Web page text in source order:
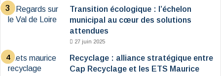
Transition écologique : l’échelon
municipal au cœur des solutions
attendues
27 juin 2025
Recyclage : alliance stratégique entre
Cap Recyclage et les ETS Maurice